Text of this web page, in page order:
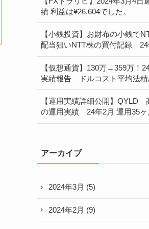
績 利益は¥26,604でした。
【小銭投資】お財布の小銭で
配当狙いNTT株の買付記録 24
【仮想通貨】130万→359万！
実績報告 ドルコスト平均法積
【運用実績詳細公開】QYLD
の運用実績 24年2月 運用35ヶ
アーカイブ
2024年3月 (5)
2024年2月 (9)